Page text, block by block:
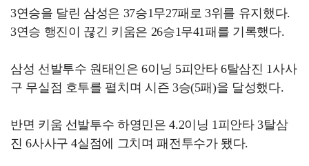
3연승을 달린 삼성은 37승1무27패로 3위를 유지했다.
3연승 행진이 끊긴 키움은 26승1무41패를 기록했다.
삼성 선발투수 원태인은 6이닝 5피안타 6탈삼진 1사사
구 무실점 호투를 펼치며 시즌 3승(5패)을 달성했다.
반면 키움 선발투수 하영민은 4.2이닝 1피안타 3탈삼
진 6사사구 4실점에 그치며 패전투수가 됐다.